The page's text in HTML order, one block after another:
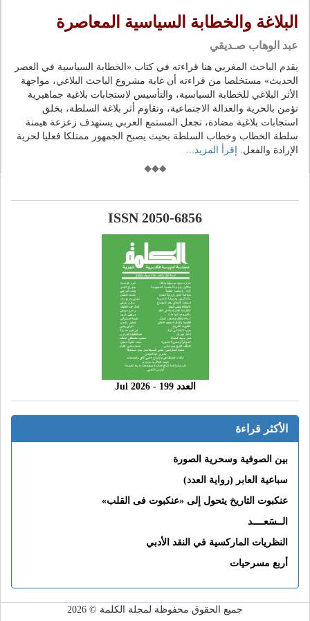
البلاغة والخطابة السياسية المعاصرة
عبد الوهاب صـديقي
يقدم الباحث المغربي هنا قراءته في كتاب «الخطابة السياسية في العصر
الحديث» مستخلصا من قراءته أن غاية مشروع الباحث البلاغي، مواجهة
الأثر البلاغي للخطابة السياسية، والتأسيس لاستجابات بلاغية جماهيرية
تؤمن بالحرية والعدالة الاجتماعية، وتقاوم أثر بلاغة السلطة، بخلق
استجابات بلاغية مضادة، تجعل المستمع العربي يستهدف زعزعة هيمنة
سلطة الخطاب وخطاب السلطة بحيث يصبح الجمهور ممتلكا فعليا لحرية
الإرادة والفعل.
إقرأ المزيد...
ISSN 2050-6856
العدد 199 - 2026 Jul
الأكثر قراءة
بين الصوفية وسحرية الصورة
سباعية العابر (رواية العدد)
عنكبوت التاريخ يتحول إلى «عنكبوت فى القلب»
الــسَعــــد
النظريات الماركسية في النقد الأدبي
أربع مسرحيات
جميع الحقوق محفوظة لمجلة الكلمة © 2026